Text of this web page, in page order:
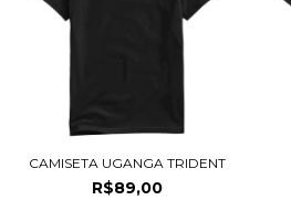
CAMISETA UGANGA TRIDENT
R$89,00